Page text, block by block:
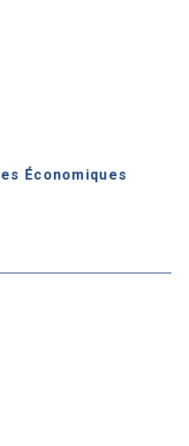
Économiques